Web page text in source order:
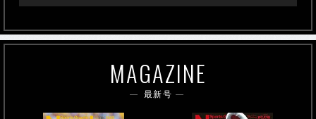
MAGAZINE
最新号